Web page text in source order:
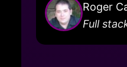
Roger
Full